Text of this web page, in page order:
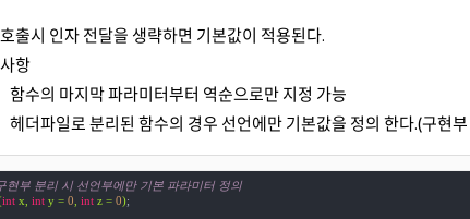
출시 인자 전달을 생략하면 기본값이 적용된다.
항
함수의 마지막 파라미터부터 역순으로만 지정 가능
헤더파일로 분리된 함수의 경우 선언에만 기본값을 정의 한다.(구현부
현부 분리 시 선언부에만 기본 파라미터 정의
int x, int y = 0 int z = 0);